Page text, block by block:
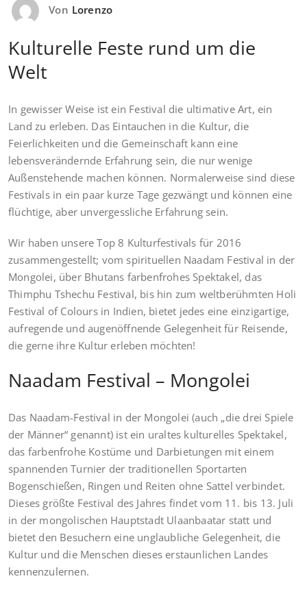
Von Lorenzo
Kulturelle Feste rund um die
Welt
In gewisser Weise ist ein Festival die ultimative Art, ein
Land zu erleben. Das Eintauchen in die Kultur, die
Feierlichkeiten und die Gemeinschaft kann eine
lebensverändernde Erfahrung sein, die nur wenige
Außenstehende machen können. Normalerweise sind diese
Festivals in ein paar kurze Tage gezwängt und können eine
flüchtige, aber unvergessliche Erfahrung sein.
Wir haben unsere Top 8 Kulturfestivals für 2016
zusammengestellt; vom spirituellen Naadam Festival in der
Mongolei, über Bhutans farbenfrohes Spektakel, das
Thimphu Tshechu Festival, bis hin zum weltberühmten Holi
Festival of Colours in Indien, bietet jedes eine einzigartige,
aufregende und augenöffnende Gelegenheit für Reisende,
die gerne ihre Kultur erleben möchten!
Naadam Festival – Mongolei
Das Naadam-Festival in der Mongolei (auch „die drei Spiele
der Männer“ genannt) ist ein uraltes kulturelles Spektakel,
das farbenfrohe Kostüme und Darbietungen mit einem
spannenden Turnier der traditionellen Sportarten
Bogenschießen, Ringen und Reiten ohne Sattel verbindet.
Dieses größte Festival des Jahres findet vom 11. bis 13. Juli
in der mongolischen Hauptstadt Ulaanbaatar statt und
bietet den Besuchern eine unglaubliche Gelegenheit, die
Kultur und die Menschen dieses erstaunlichen Landes
kennenzulernen.